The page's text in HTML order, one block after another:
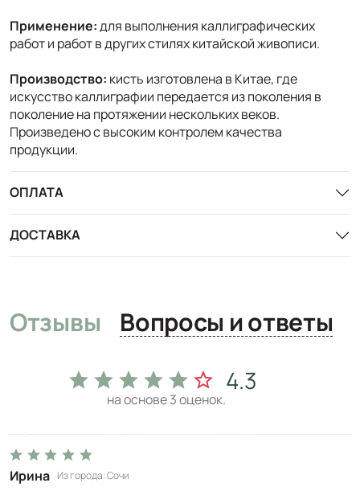
Применение:для выполнения каллиграфических
работ и работ в других стилях китайской живописи.
Производство: кисть изготовлена в Китае, где
искусство каллиграфии передается из поколения в
поколение на протяжении нескольких веков.
Произведено с высоким контролем качества
продукции.
ОПЛАТА
ДОСТАВКА
Отзывы Вопросы и ответы
4.3
на основе3оценок.
Ирина Из города Сочи